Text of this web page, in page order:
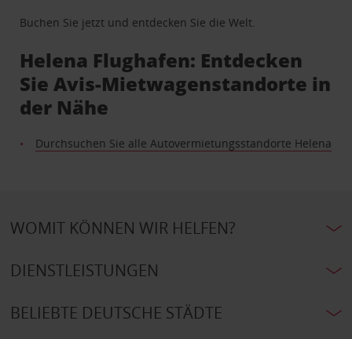
Buchen Sie jetzt und entdecken Sie die Welt.
Helena Flughafen: Entdecken
Sie Avis-Mietwagenstandorte in
der Nähe
Durchsuchen Sie alle Autovermietungsstandorte Helena
WOMIT KÖNNEN WIR HELFEN?
DIENSTLEISTUNGEN
BELIEBTE DEUTSCHE STÄDTE